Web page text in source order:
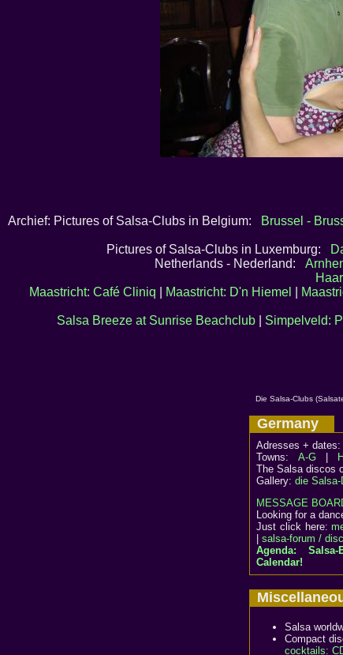
Archief: Pictures of Salsa-Clubs in Belgium: Brussel -
Pictures of Salsa-Clubs in Luxemburg:
Netherlands - Nederland:
Maastricht: Café Cliniq
Maastricht: D'n Hiemel
Salsa Breeze at Sunrise Beachclub
Simpelveld:
Die Salsa-Clubs
Germany
Adresses + dates:
Towns: A-G
The Salsa discos
Gallery: die Salsa-
MESSAGE
Looking for a
Just click here:
salsa-forum /
Agenda:
Calendar!
Salsa
Compact
cocktails: